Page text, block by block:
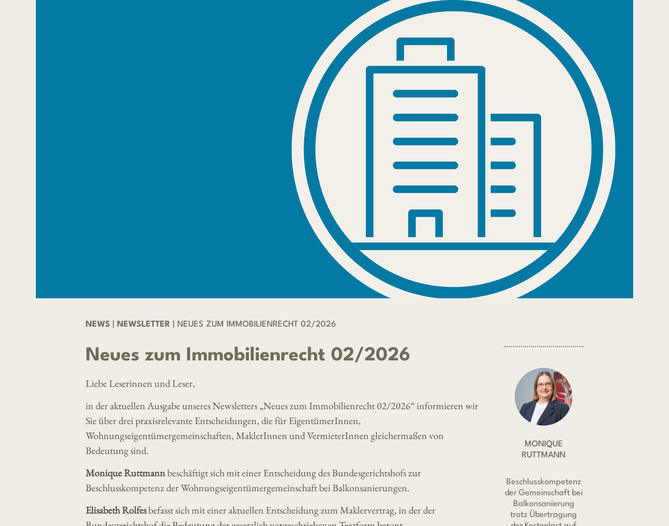
NEWS NEWSLETTER | NEUES ZUM IMMOBILIENRECHT 02/2026
Neues zum Immobilienrecht 02/2026
Liebe Leserinnen und Leser,
in der aktuellen Ausgabe unseres Newsletters „Neues zum Immobilienrecht 02/2026“ informieren wir
Sie über drei praxisrelevante Entscheidungen, die für EigentümerInnen,
Wohnungseigentümergemeinschaften, MaklerInnen und VermieterInnen gleichermaßen von
Bedeutung sind.
Monique Ruttmannbeschäftigt sich mit einer Entscheidung des Bundesgerichtshofs zur
Beschlusskompetenz der Wohnungseigentümergemeinschaft bei Balkonsanierungen.
Elisabeth Rolfesbefasst sich mit einer aktuellen Entscheidung zum Maklervertrag, in der der
MONIQUE
RUTTMANN
Beschlusskompetenz
der Gemeinschaft bei
Balkonsanierung
trotz Übertragung